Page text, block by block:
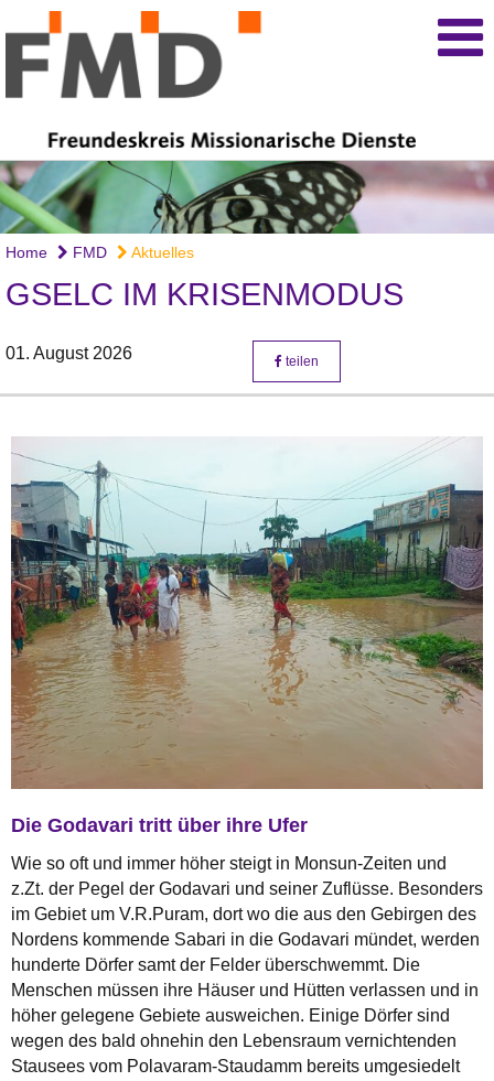
Home FMD Aktuelles
GSELC IM KRISENMODUS
01. August 2026 teilen
Die Godavari tritt über ihre Ufer
Wie so oft und immer höher steigt in Monsun-Zeiten und
z.Zt. der Pegel der Godavari und seiner Zuflüsse. Besonders
im Gebiet um V.R.Puram, dort wo die aus den Gebirgen des
Nordens kommende Sabari in die Godavari mündet, werden
hunderte Dörfer samt der Felder überschwemmt. Die
Menschen müssen ihre Häuser und Hütten verlassen und in
höher gelegene Gebiete ausweichen. Einige Dörfer sind
wegen des bald ohnehin den Lebensraum vernichtenden
Stausees vom Polavaram-Staudamm bereits umgesiedelt